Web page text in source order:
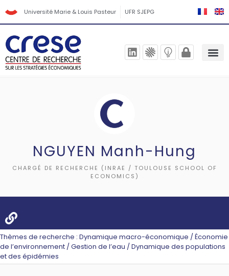
Université Marie & Louis Pasteur UFR SJEPG
NGUYEN Manh-Hung
CHARGÉ DE RECHERCHE (INRAE / TOULOUSE SCHOOL OF
ECONOMICS)
Thèmes de recherche : Dynamique macro-économique / Économie
de l’environnement / Gestion de l’eau / Dynamique des populations
et des épidémies